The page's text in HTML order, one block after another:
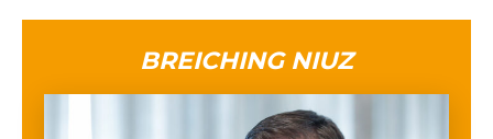
BREICHING NIUZ